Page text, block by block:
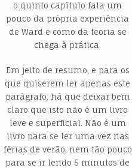
o quinto capítulo fala um
pouco da própria experiência
de Ward e como da teoria se
chega à prática.
Em jeito de resumo, e para os
que quiserem ler apenas este
parágrafo, há que deixar bem
claro que isto não é um livro
leve e superficial. Não é um
livro para se ler uma vez nas
férias de verão, nem tão pouco
para se ir lendo 5 minutos de